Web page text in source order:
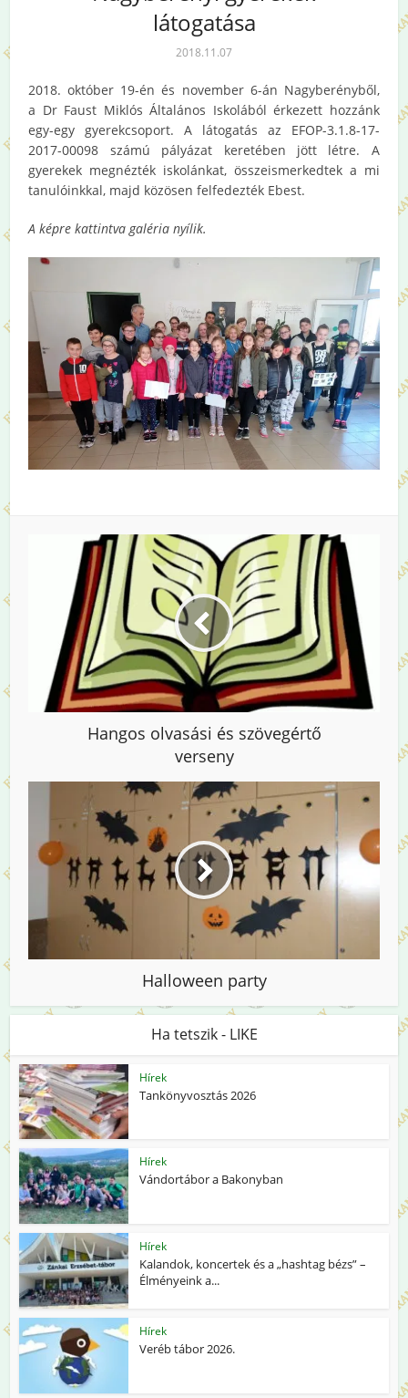
látogatása
2018.11.07
2018. október 19-én és november 6-án Nagyberényből,
a Dr Faust Miklós Általános Iskolából érkezett hozzánk
egy-egy gyerekcsoport. A látogatás az EFOP-3.1.8-17-
2017-00098 számú pályázat keretében jött létre. A
gyerekek megnézték iskolánkat, összeismerkedtek a mi
tanulóinkkal, majd közösen felfedezték Ebest.
A képre kattintva galéria nyílik.
Hangos olvasási és szövegértő
verseny
Halloween party
Ha tetszik - LIKE
Hírek
Tankönyvosztás 2026
Hírek
Vándortábor a Bakonyban
Hírek
Kalandok, koncertek és a „hashtag bézs” –
Élményeink a...
Hírek
Veréb tábor 2026.